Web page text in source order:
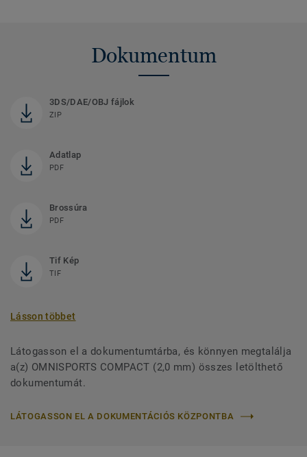
Dokumentum
3DS/DAE/OBJ fájlok
ZIP
Adatlap
PDF
Brossúra
PDF
Tif Kép
TIF
Lásson többet
Látogasson el a dokumentumtárba, és könnyen megtalálja
a(z) OMNISPORTS COMPACT (2,0 mm) összes letölthető
dokumentumát.
LÁTOGASSON EL A DOKUMENTÁCIÓS KÖZPONTBA